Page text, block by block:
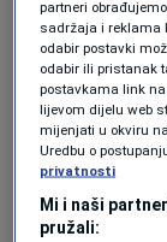
partneri
sadržaja i reklama
odabir postavki
odabir ili pristanak
postavkama link
lijevom dijelu web
mijenjati u okviru
Uredbu o
privatnosti
Mi i naši
pružali: